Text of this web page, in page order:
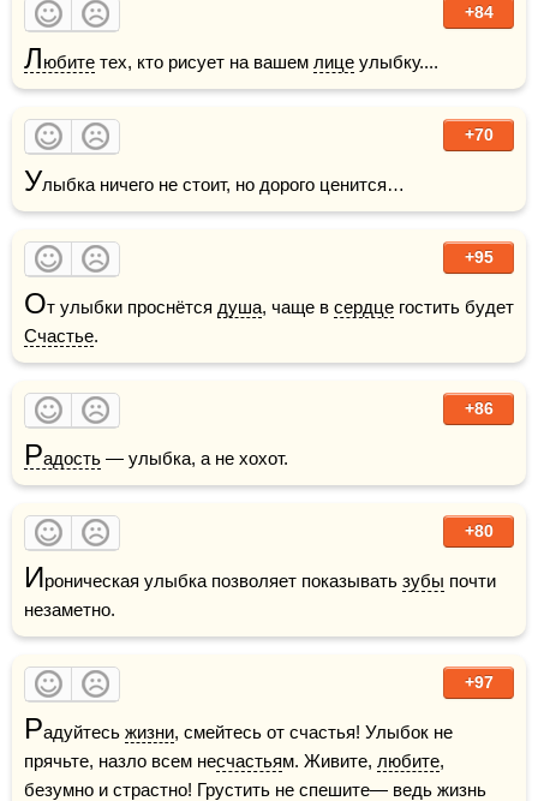
+84
Любите тех, кто рисует на вашем лице улыбку....
+70
У
+95
От улыбки проснётся душа, чаще в сердце
Счастье.
+86
Радость — улыбка, а не хохот.
+80
Ироническая улыбка позволяет показывать зубы почти
незаметно.
+97
Радуйтесь жизни, смейтесь от счастья! Улыбок не
прячьте, назло всем несчастьям. Живите, любите,
безумно и страстно! Грустить не спешите— ведь жизнь